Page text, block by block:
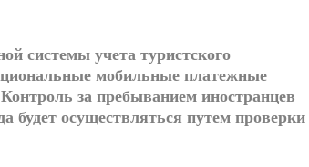
системы учета туристского
мобильные платежные
за пребыванием иностранцев
будет осуществляться путем проверки